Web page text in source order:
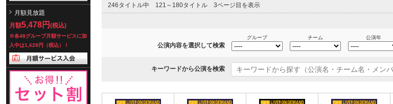
月額見放題
月額5,478円 (税込)
※各48グループ月額サービスに加
入中は1,628円（税込）！
246タイトル中 121～180タイトル 3ページ目を表示
公演内容を選択して検索
グループ チーム 公演年
キーワードから公演を検索